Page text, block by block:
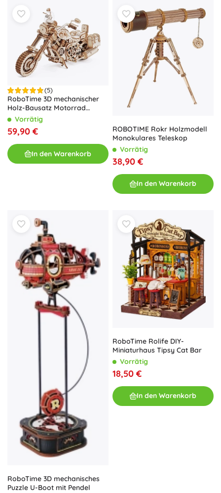
(5)
RoboTime 3D mechanischer
Holz-Bausatz Motorrad
Cruiser
Vorrätig
59,90 €
In den Warenkorb
ROBOTIME Rokr Holzmodell
Monokulares Teleskop
Vorrätig
38,90 €
In den Warenkorb
RoboTime 3D mechanisches
Puzzle U-Boot mit Pendel
RoboTime Rolife DIY-
Miniaturhaus Tipsy Cat Bar
Vorrätig
18,50 €
In den Warenkorb